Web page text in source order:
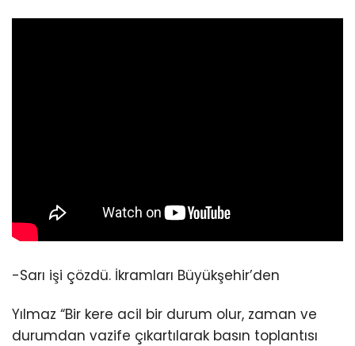
-Sarı işi çözdü. İkramları Büyükşehir’den
Yılmaz “Bir kere acil bir durum olur, zaman ve
durumdan vazife çıkartılarak basın toplantısı